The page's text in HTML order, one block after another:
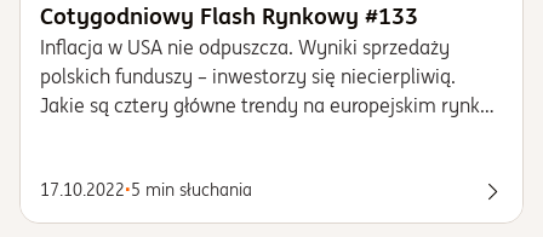
Cotygodniowy Flash Rynkowy #133
Inflacja w USA nie odpuszcza. Wyniki sprzedaży
polskich funduszy – inwestorzy się niecierpliwią.
Jakie są cztery główne trendy na europejskim rynku
jaką rolę mogą pełnić w portfelu?
17.10.2022•5 min słuchania